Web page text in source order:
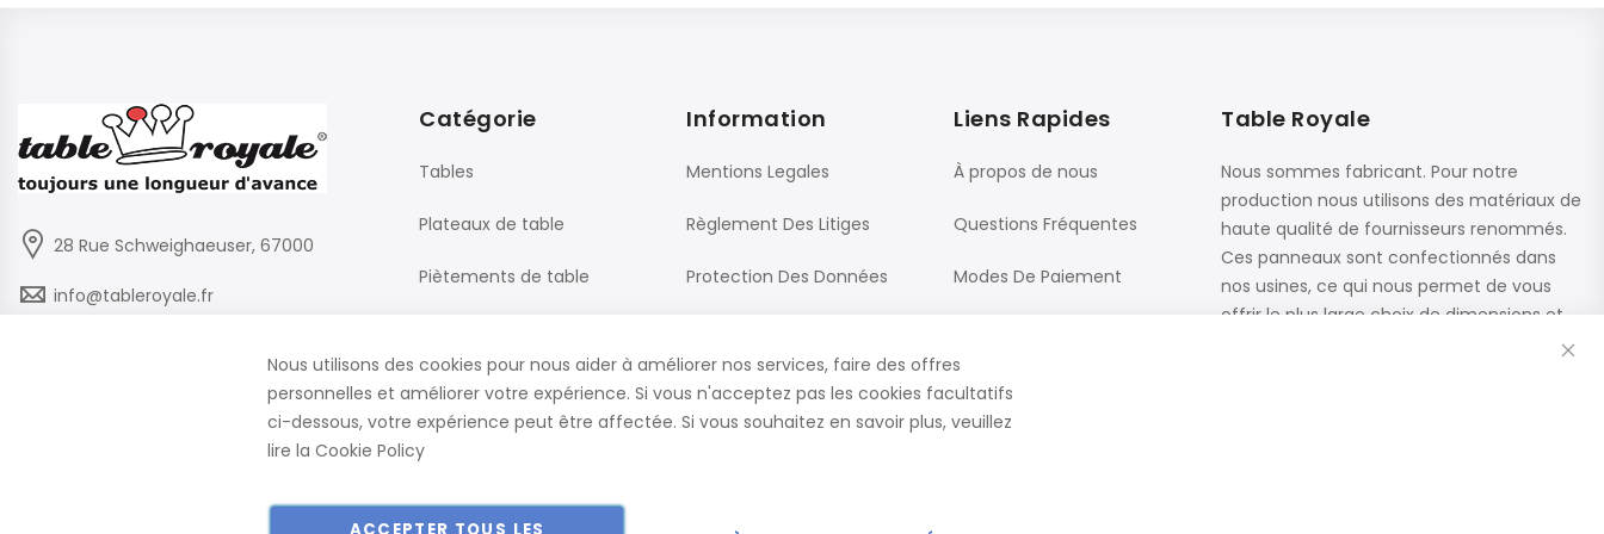
28 Rue Schweighaeuser, 67000
info@tableroyale.fr
Lundi - Vendredi: 07:30-17:00
Catégorie
Tables
Plateaux de table
Piètements de table
Mobilier de Bureau
Information
Mentions Legales
Règlement Des Litiges
Protection Des Données
CGV
Liens Rapides
À propos de nous
Questions Fréquentes
Modes De Paiement
Contact
Table Royale
Nous sommes fabricant. Pour notre
production nous utilisons des matériaux de
haute qualité de fournisseurs renommés.
Ces panneaux sont confectionnés dans
nos usines, ce qui nous permet de vous
offrir le plus large choix de dimensions et
Nous utilisons des cookies pour nous aider à améliorer nos services, faire des offres
personnelles et améliorer votre expérience. Si vous n'acceptez pas les cookies facultatifs
ci-dessous, votre expérience peut être affectée. Si vous souhaitez en savoir plus, veuillez
lire laCookie Policy